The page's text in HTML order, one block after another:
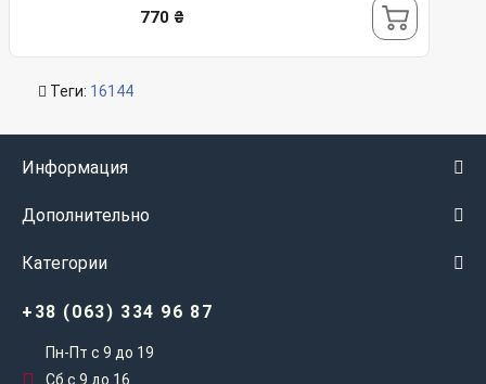
770 ₴
Теги: 16144
Информация
Дополнительно
Категории
+38 (063) 334 96 87
Пн-Пт с 9 до 19
Сб с 9 до 16